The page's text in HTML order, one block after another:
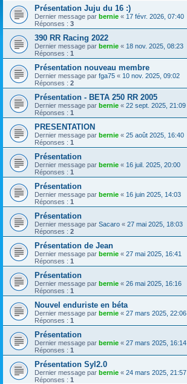
Présentation Juju du 16 :)
Dernier message par bernie « 17 févr. 2026, 07:40
Réponses : 3
390 RR Racing 2022
Dernier message par bernie « 18 nov. 2025, 08:23
Réponses : 1
Présentation nouveau membre
Dernier message par fga75 « 10 nov. 2025, 09:02
Réponses : 2
Présentation - BETA 250 RR 2005
Dernier message par bernie « 22 sept. 2025, 21:09
Réponses : 1
PRESENTATION
Dernier message par bernie « 25 août 2025, 16:40
Réponses : 1
Présentation
Dernier message par bernie « 16 juil. 2025, 20:00
Réponses : 1
Présentation
Dernier message par bernie « 16 juin 2025, 14:03
Réponses : 1
Présentation
Dernier message par Sacaro « 27 mai 2025, 18:03
Réponses : 2
Présentation de Jean
Dernier message par bernie « 27 mai 2025, 16:41
Réponses : 1
Présentation
Dernier message par bernie « 26 mai 2025, 16:16
Réponses : 1
Nouvel enduriste en béta
Dernier message par bernie « 27 mars 2025, 22:06
Réponses : 1
Présentation
Dernier message par bernie « 27 mars 2025, 16:14
Réponses : 1
Présentation Syl2.0
Dernier message par bernie « 24 mars 2025, 21:57
Réponses : 1